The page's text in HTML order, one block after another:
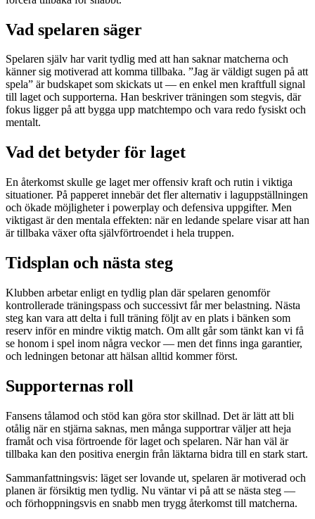
Vad spelaren säger
Spelaren själv har varit tydlig med att han saknar matcherna och
känner sig motiverad att komma tillbaka. ”Jag är väldigt sugen på att
spela” är budskapet som skickats ut — en enkel men kraftfull signal
till laget och supporterna. Han beskriver träningen som stegvis, där
fokus ligger på att bygga upp matchtempo och vara redo fysiskt och
mentalt.
Vad det betyder för laget
En återkomst skulle ge laget mer offensiv kraft och rutin i viktiga
situationer. På papperet innebär det fler alternativ i laguppställningen
och ökade möjligheter i powerplay och defensiva uppgifter. Men
viktigast är den mentala effekten: när en ledande spelare visar att han
är tillbaka växer ofta självförtroendet i hela truppen.
Tidsplan och nästa steg
Klubben arbetar enligt en tydlig plan där spelaren genomför
kontrollerade träningspass och successivt får mer belastning. Nästa
steg kan vara att delta i full träning följt av en plats i bänken som
reserv inför en mindre viktig match. Om allt går som tänkt kan vi få
se honom i spel inom några veckor — men det finns inga garantier,
och ledningen betonar att hälsan alltid kommer först.
Supporternas roll
Fansens tålamod och stöd kan göra stor skillnad. Det är lätt att bli
otålig när en stjärna saknas, men många supportrar väljer att heja
framåt och visa förtroende för laget och spelaren. När han väl är
tillbaka kan den positiva energin från läktarna bidra till en stark start.
Sammanfattningsvis: läget ser lovande ut, spelaren är motiverad och
planen är försiktig men tydlig. Nu väntar vi på att se nästa steg —
och förhoppningsvis en snabb men trygg återkomst till matcherna.